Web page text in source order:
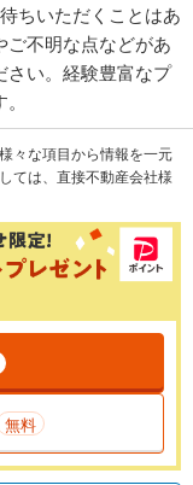
ちいただくことはあ
ご不明な点などがあ
さい。経験豊富なプ
々な項目から情報を一元
ては、直接不動産会社様
無料